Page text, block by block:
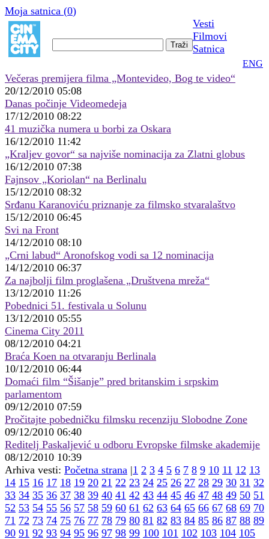
Moja satnica (0)
Vesti
Filmovi
Satnica
ENG
Večeras premijera filma „Montevideo, Bog te video“
20/12/2010 05:08
Danas počinje Videomedeja
17/12/2010 08:22
41 muzička numera u borbi za Oskara
16/12/2010 11:42
„Kraljev govor“ sa najviše nominacija za Zlatni globus
16/12/2010 07:38
Fajnsov „Koriolan“ na Berlinalu
15/12/2010 08:32
Srđanu Karanoviću priznanje za filmsko stvaralaštvo
15/12/2010 06:45
Svi na Front
14/12/2010 08:10
„Crni labud“ Aronofskog vodi sa 12 nominacija
14/12/2010 06:37
Za najbolji film proglašena „Društvena mreža“
13/12/2010 11:26
Pobednici 51. festivala u Solunu
13/12/2010 05:55
Cinema City 2011
08/12/2010 04:21
Braća Koen na otvaranju Berlinala
10/12/2010 06:44
Domaći film “Šišanje” pred britanskim i srpskim
parlamentom
09/12/2010 07:59
Pročitajte pobedničku filmsku recenziju Slobodne Zone
09/12/2010 06:40
Reditelj Paskaljević u odboru Evropske filmske akademije
08/12/2010 10:39
Arhiva vesti: Početna strana |1 2 3 4 5 6 7 8 9 10 11 12 13
14 15 16 17 18 19 20 21 22 23 24 25 26 27 28 29 30 31 32
33 34 35 36 37 38 39 40 41 42 43 44 45 46 47 48 49 50 51
52 53 54 55 56 57 58 59 60 61 62 63 64 65 66 67 68 69 70
71 72 73 74 75 76 77 78 79 80 81 82 83 84 85 86 87 88 89
90 91 92 93 94 95 96 97 98 99 100 101 102 103 104 105